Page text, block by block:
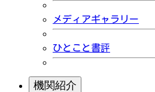
メディアギャラリー
ひとこと書評
機関紹介